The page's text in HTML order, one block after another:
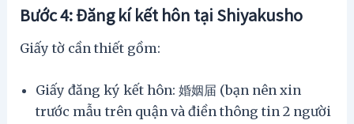
Bước 4: Đăng kí kết hôn tại Shiyakusho
Giấy tờ cần thiết gồm:
Giấy đăng ký kết hôn: 婚姻届 (bạn nên xin
trước mẫu trên quận và điền thông tin 2 người